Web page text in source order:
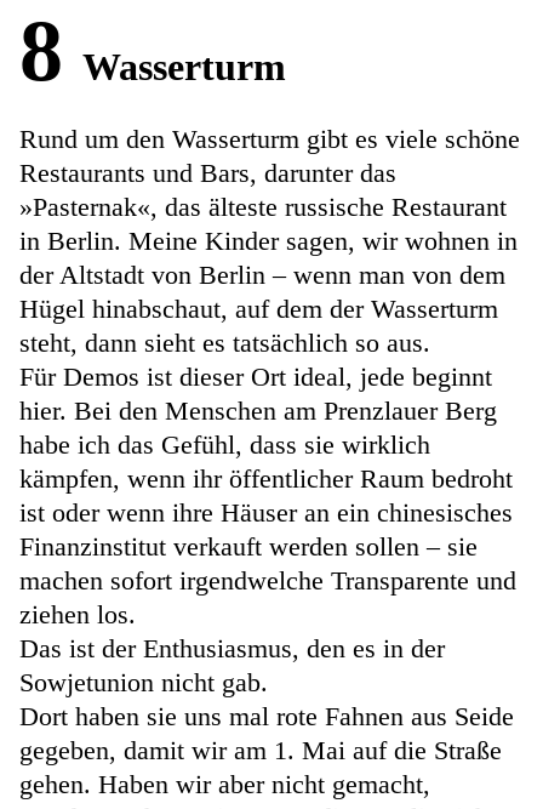
8 Wasserturm
Rund um den Wasserturm gibt es viele schöne
Restaurants und Bars, darunter das
»Pasternak«, das älteste russische Restaurant
in Berlin. Meine Kinder sagen, wir wohnen in
der Altstadt von Berlin – wenn man von dem
Hügel hinabschaut, auf dem der Wasserturm
steht, dann sieht es tatsächlich so aus.
Für Demos ist dieser Ort ideal, jede beginnt
hier. Bei den Menschen am Prenzlauer Berg
habe ich das Gefühl, dass sie wirklich
kämpfen, wenn ihr öffentlicher Raum bedroht
ist oder wenn ihre Häuser an ein chinesisches
Finanzinstitut verkauft werden sollen – sie
machen sofort irgendwelche Transparente und
ziehen los.
Das ist der Enthusiasmus, den es in der
Sowjetunion nicht gab.
Dort haben sie uns mal rote Fahnen aus Seide
gegeben, damit wir am 1. Mai auf die Straße
gehen. Haben wir aber nicht gemacht,